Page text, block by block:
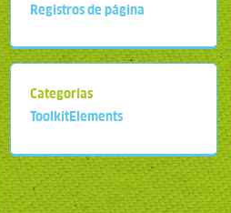
Registros de página
Categorías
ToolkitElements